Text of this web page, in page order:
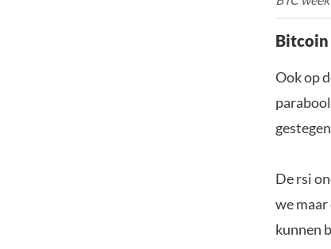
Bitcoin
Ook op
De rsi
we maar
kunnen